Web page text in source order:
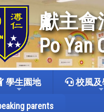
獻主會
Po Yan
學生園地 校風及
parents